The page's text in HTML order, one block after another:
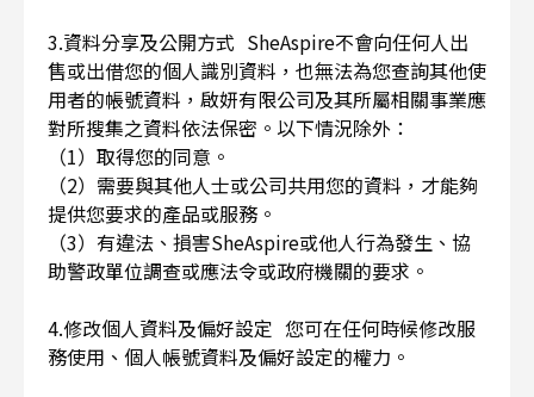
3.資料分享及公開方式 SheAspire不會向任何人出
售或出借您的個人識別資料，也無法為您查詢其他使
用者的帳號資料，啟妍有限公司及其所屬相關事業應
對所搜集之資料依法保密。以下情況除外：
（1）取得您的同意。
（2）需要與其他人士或公司共用您的資料，才能夠
提供您要求的產品或服務。
（3）有違法、損害SheAspire或他人行為發生、協
助警政單位調查或應法令或政府機關的要求。
4.修改個人資料及偏好設定 您可在任何時候修改服
務使用、個人帳號資料及偏好設定的權力。